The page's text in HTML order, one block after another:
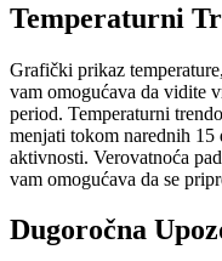
Temperaturni
Grafički prikaz
vam omogućava da vidite
period. Temperaturni
menjati tokom narednih 15
aktivnosti. Verovatnoća
vam omogućava da se
Dugoročna